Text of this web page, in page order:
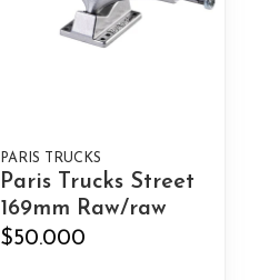
PARIS TRUCKS
Paris Trucks Street
169mm Raw/raw
$50.000